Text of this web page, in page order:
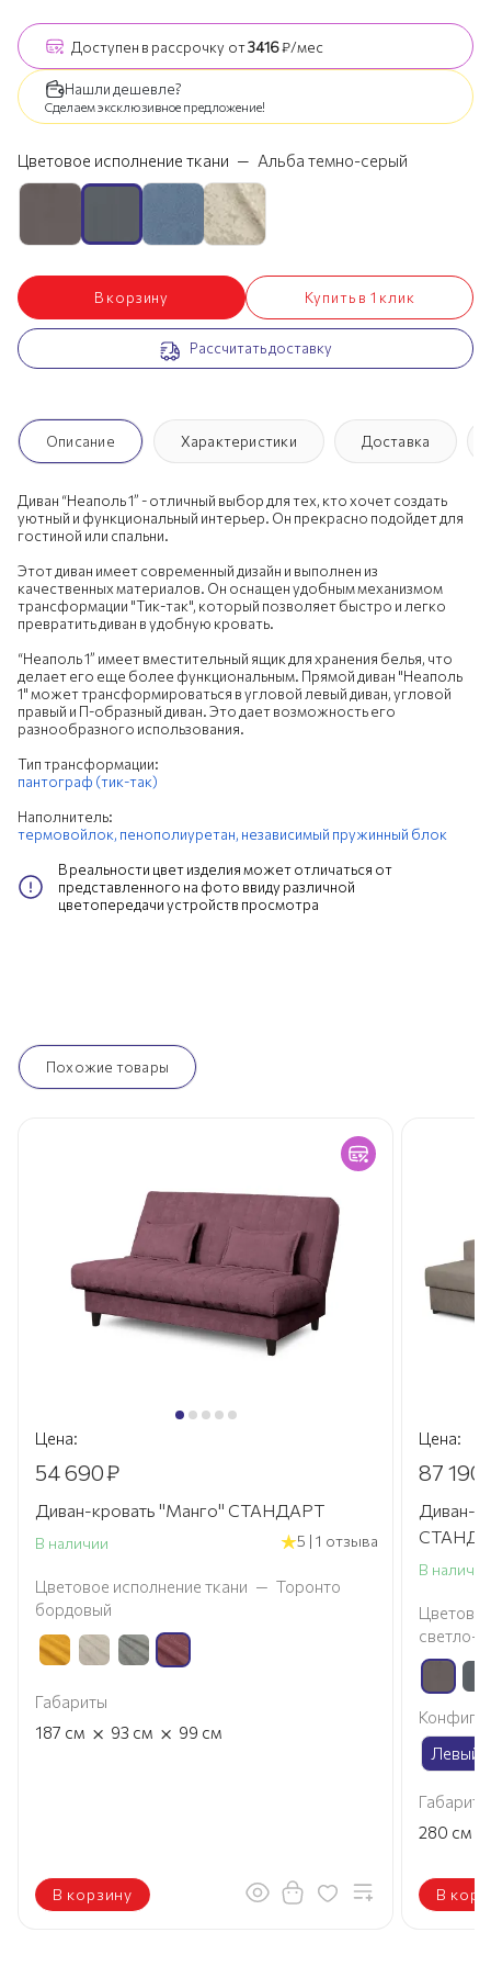
Доступен в рассрочку от3416₽/мес
Нашли дешевле?
Сделаем эксклюзивное предложение!
Цветовое исполнение ткани — Альба темно-серый
В корзину Купить в 1 клик
Рассчитать доставку
Описание Характеристики Доставка
Диван “Неаполь 1” - отличный выбор для тех, кто хочет создать
уютный и функциональный интерьер. Он прекрасно подойдет для
гостиной или спальни.
Этот диван имеет современный дизайн и выполнен из
качественных материалов. Он оснащен удобным механизмом
трансформации "Тик-так", который позволяет быстро и легко
превратить диван в удобную кровать.
“Неаполь 1” имеет вместительный ящик для хранения белья, что
делает его еще более функциональным. Прямой диван "Неаполь
1" может трансформироваться в угловой левый диван, угловой
правый и П-образный диван. Это дает возможность его
разнообразного использования.
Тип трансформации:
пантограф (тик-так)
Наполнитель:
термовойлок, пенополиуретан, независимый пружинный блок
В реальности цвет изделия может отличаться от
представленного на фото ввиду различной
цветопередачи устройств просмотра
Похожие товары
Цена:
54 690₽
Диван-кровать "Манго" СТАНДАРТ
В наличии 5 | 1 отзыва
Цветовое исполнение ткани — Торонто
бордовый
Габариты
187 см × 93 см × 99 см
В корзину
Цена:
87 190
Диван-
В наличии
светло-
Левый
Габариты
280 см
В